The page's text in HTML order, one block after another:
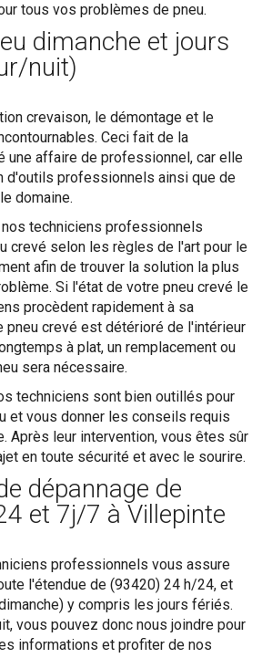
tous vos problèmes de pneu.
dimanche et jours
nuit)
crevaison, le démontage et le
Ceci fait de la
une affaire de professionnel, car elle
d'outils professionnels ainsi que de
domaine.
nos techniciens professionnels
crevé selon les règles de l'art pour le
afin de trouver la solution la plus
Si l'état de votre pneu crevé le
procèdent rapidement à sa
pneu crevé est détérioré de l'intérieur
à plat, un remplacement ou
sera nécessaire.
techniciens sont bien outillés pour
et vous donner les conseils requis
Après leur intervention, vous êtes sûr
en toute sécurité et avec le sourire.
dépannage de
et 7j/7 à Villepinte
professionnels vous assure
l'étendue de (93420) 24 h/24, et
y compris les jours fériés.
vous pouvez donc nous joindre pour
informations et profiter de nos